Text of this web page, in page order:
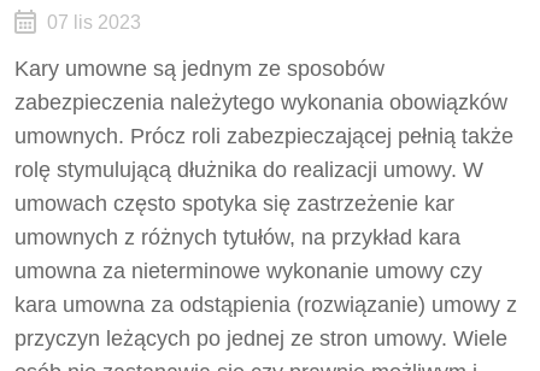
07 lis 2023
Kary umowne są jednym ze sposobów
zabezpieczenia należytego wykonania obowiązków
umownych. Prócz roli zabezpieczającej pełnią także
rolę stymulującą dłużnika do realizacji umowy. W
umowach często spotyka się zastrzeżenie kar
umownych z różnych tytułów, na przykład kara
umowna za nieterminowe wykonanie umowy czy
kara umowna za odstąpienia (rozwiązanie) umowy z
przyczyn leżących po jednej ze stron umowy. Wiele